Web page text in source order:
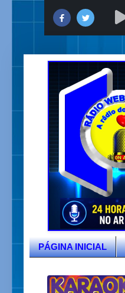
PÁGINA INICIAL